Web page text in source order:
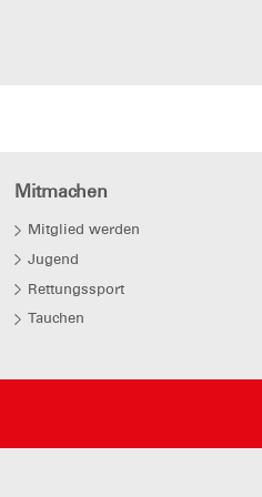
Mitmachen
Mitglied werden
Jugend
Rettungssport
Tauchen